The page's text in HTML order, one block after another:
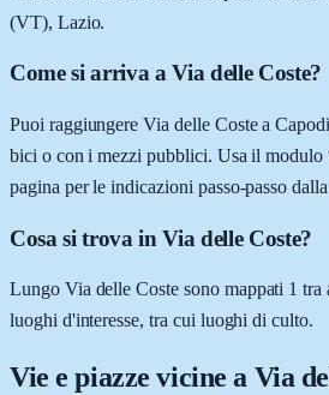
(VT), Lazio.
Come si arriva a Via delle Coste?
Puoi raggiungere Via delle Coste a
bici o con i mezzi pubblici. Usa il modulo
pagina per le indicazioni passo-passo
Cosa si trova in Via delle Coste?
Lungo Via delle Coste sono mappati 1
luoghi d'interesse, tra cui luoghi di culto.
Vie e piazze vicine a Via